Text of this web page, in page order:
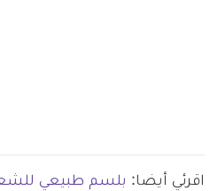
اقرئي أيضا: بلسم طبيعي